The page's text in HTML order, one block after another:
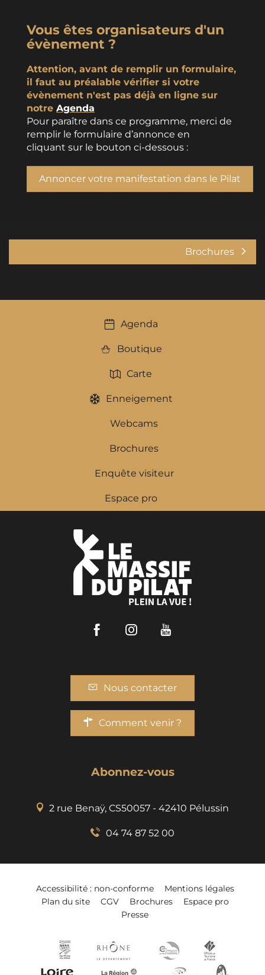
Vous êtes organisateurs d'un
évènement ?
Attention, avant de remplir un formulaire,
il faut au préalable vérifier si votre
évènement n'est pas déjà en ligne sur
notre Agenda
Pour paraître dans ce programme, merci de
remplir le formulaire d’annonce en
cliquant sur le bouton ci-dessous :
Annoncer votre manifestation dans le Pilat
Brochures
Agenda
Boutique
Carte
Enneigement
Webcams
Brochures
Enquête visiteur
Espace pro
FacebookInstagram
Nous contacter
Comment venir ?
Abonnez-vous
2 rue Benaÿ, CS50057 - 42410 Pélussin
04 74 87 52 00
Accessibilité : non-conforme
Mentions légales
Plan du site
CGV Brochures
Espace pro
Presse